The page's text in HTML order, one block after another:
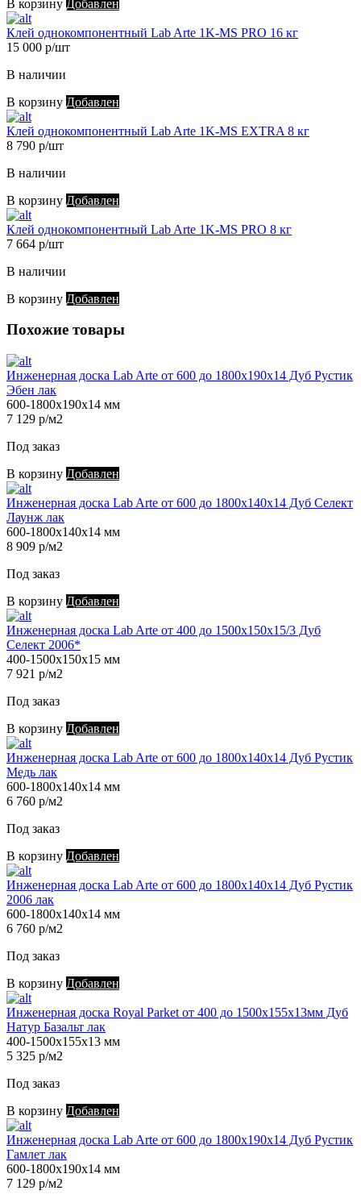
В корзину Добавлен
Клей однокомпонентный Lab Arte 1K-MS PRO 16 кг
15 000 р/шт
В наличии
В корзину Добавлен
Клей однокомпонентный Lab Arte 1K-MS EXTRA 8 кг
8 790 р/шт
В наличии
В корзину Добавлен
Клей однокомпонентный Lab Arte 1K-MS PRO 8 кг
7 664 р/шт
В наличии
В корзину Добавлен
Похожие товары
Инженерная доска Lab Arte от 600 до 1800х190х14 Дуб Рустик
Эбен лак
600-1800х190х14 мм
7 129 р/м2
Под заказ
В корзину Добавлен
Инженерная доска Lab Arte от 600 до 1800х140х14 Дуб Селект
Лаунж лак
600-1800х140х14 мм
8 909 р/м2
Под заказ
В корзину Добавлен
Инженерная доска Lab Arte от 400 до 1500х150х15/3 Дуб
Селект 2006*
400-1500х150х15 мм
7 921 р/м2
Под заказ
В корзину Добавлен
Инженерная доска Lab Arte от 600 до 1800х140х14 Дуб Рустик
Медь лак
600-1800х140х14 мм
6 760 р/м2
Под заказ
В корзину Добавлен
Инженерная доска Lab Arte от 600 до 1800х140х14 Дуб Рустик
2006 лак
600-1800х140х14 мм
6 760 р/м2
Под заказ
В корзину Добавлен
Инженерная доска Royal Parket от 400 до 1500х155х13мм Дуб
Натур Базальт лак
400-1500х155х13 мм
5 325 р/м2
Под заказ
В корзину Добавлен
Инженерная доска Lab Arte от 600 до 1800х190х14 Дуб Рустик
Гамлет лак
600-1800х190х14 мм
7 129 р/м2